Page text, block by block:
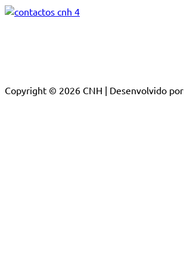
Copyright © 2026 CNH | Desenvolvido por